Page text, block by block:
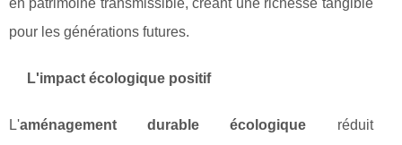
en patrimoine transmissible, créant une richesse tangible
pour les générations futures.
L'impact écologique positif
L'aménagement durable écologique réduit